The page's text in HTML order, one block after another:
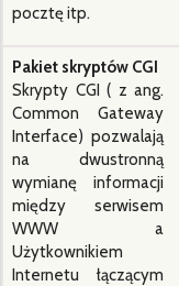
pocztę itp.
Pakiet skryptów CGI
Skrypty CGI ( z ang.
Common Gateway
Interface) pozwalają
na dwustronną
wymianę informacji
między serwisem
WWW a
Użytkownikiem
Internetu łączącym